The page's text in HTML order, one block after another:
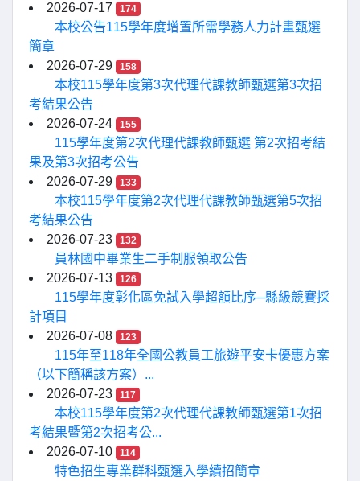
2026-07-17
174
本校公告115學年度增置所需學務人力計畫甄選
簡章
2026-07-29
158
本校115學年度第3次代理代課教師甄選第3次招
考結果公告
2026-07-24
155
115學年度第2次代理代課教師甄選 第2次招考結
果及第3次招考公告
2026-07-29
133
本校115學年度第2次代理代課教師甄選第5次招
考結果公告
2026-07-23
132
員林國中畢業生二手制服領取公告
2026-07-13
126
115學年度彰化區免試入學超額比序─縣級競賽採
計項目
2026-07-08
123
115年至118年全國公教員工旅遊平安卡優惠方案
（以下簡稱該方案）...
2026-07-23
117
本校115學年度第2次代理代課教師甄選第1次招
考結果暨第2次招考公...
2026-07-10
114
特色招生專業群科甄選入學續招簡章